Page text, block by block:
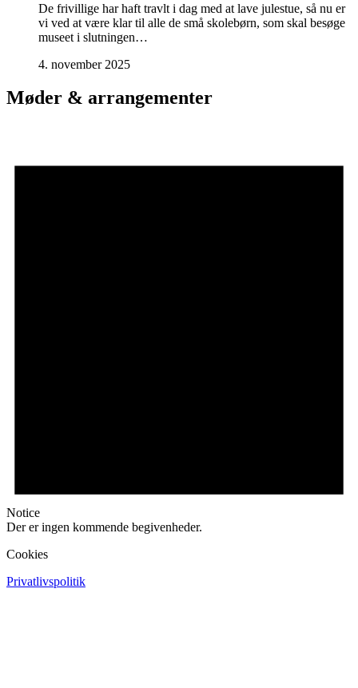
De frivillige har haft travlt i dag med at lave julestue, så nu er
vi ved at være klar til alle de små skolebørn, som skal besøge
museet i slutningen…
4. november 2025
Møder & arrangementer
Notice
Der er ingen kommende begivenheder.
Cookies
Privatlivspolitik